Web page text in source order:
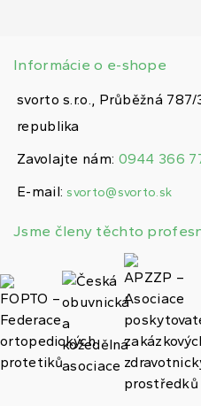
Informácie o e-shope
svorto s.r.o., Průběžná
republika
Zavolajte nám: 0944 366
E-mail: svorto@svorto.sk
Jsme členy těchto